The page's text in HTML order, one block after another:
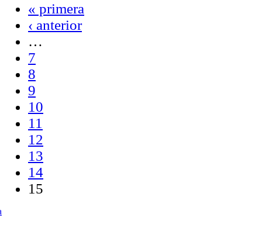
« primera
‹ anterior
…
7
8
9
10
11
12
13
14
15